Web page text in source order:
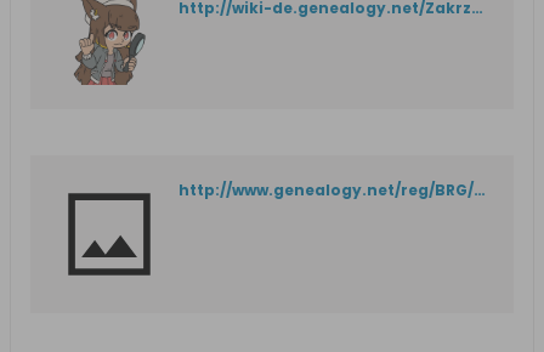
http://wiki-de.genealogy.net/Zakrzewko
http://www.genealogy.net/reg/BRG/neumark/archskis.htm